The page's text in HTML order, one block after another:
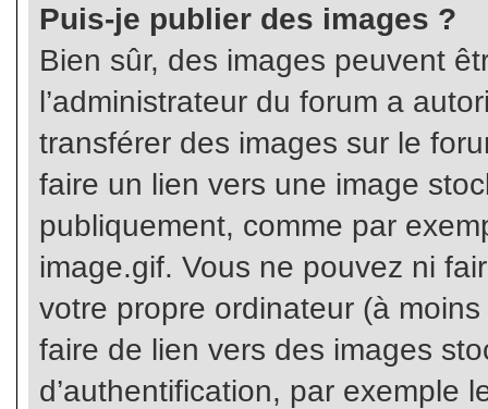
Puis-je publier des images ?
Bien sûr, des images peuvent
l’administrateur du forum a
transférer des images sur le
faire un lien vers une image
publiquement, comme par
image.gif. Vous ne pouvez ni
votre propre ordinateur (à
faire de lien vers des images
d’authentification, par exemple